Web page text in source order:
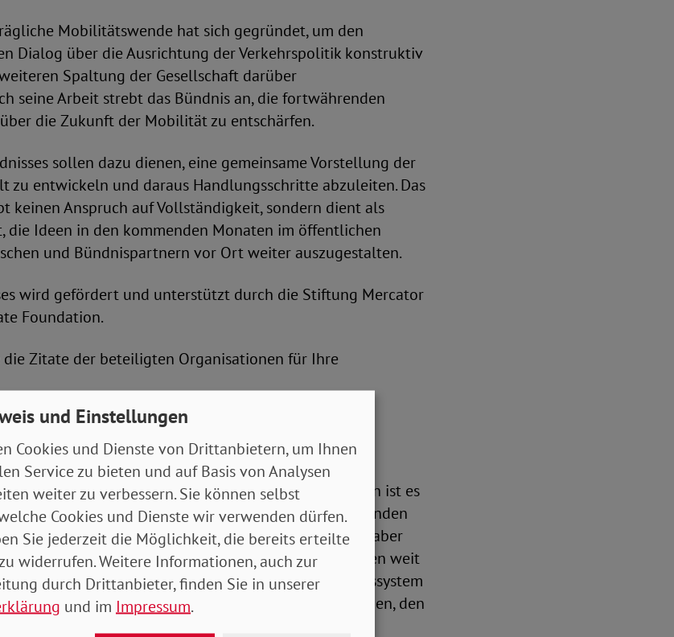
Mobilitätswende hat sich gegründet, um den
Dialog über die Ausrichtung der Verkehrspolitik konstruktiv
Spaltung der Gesellschaft darüber
seine Arbeit strebt das Bündnis an, die fortwährenden
die Zukunft der Mobilität zu entschärfen.
sollen dazu dienen, eine gemeinsame Vorstellung der
entwickeln und daraus Handlungsschritte abzuleiten. Das
keinen Anspruch auf Vollständigkeit, sondern dient als
die Ideen in den kommenden Monaten im öffentlichen
und Bündnispartnern vor Ort weiter auszugestalten.
wird gefördert und unterstützt durch die Stiftung Mercator
Foundation.
Zitate der beteiligten Organisationen für Ihre
Krüger: „Die Mobilitätswende hat das Zeug, als
gesellschaftlichen Umbrüche des 21. Jahrhunderts
Verkehrssektor ein entscheidender Treiber des
anderer Umweltbelastungen. In den letzten 30 Jahren ist es
Emissionen zu reduzieren. Das liegt auch an fehlenden
gerechte Veränderung im Verkehrssektor. Kommen aber
an einen Tisch, zeigt sich schnell, dass die Differenzen weit
vermutet. Künftig kann ein verändertes Mobilitätssystem
Klimaziele beigetragen, die Lebensqualität aller erhöhen, den
Teilhabe stärken. Der Fahrplan des
und Einstellungen
Cookies und Dienste von Drittanbietern, um Ihnen
Service zu bieten und auf Basis von Analysen
weiter zu verbessern. Sie können selbst
Cookies und Dienste wir verwenden dürfen.
Sie jederzeit die Möglichkeit, die bereits erteilte
widerrufen. Weitere Informationen, auch zur
durch Drittanbieter, finden Sie in unserer
und im Impressum.